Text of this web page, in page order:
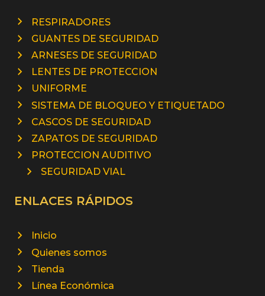
RESPIRADORES
GUANTES DE SEGURIDAD
ARNESES DE SEGURIDAD
LENTES DE PROTECCION
UNIFORME
SISTEMA DE BLOQUEO Y ETIQUETADO
CASCOS DE SEGURIDAD
ZAPATOS DE SEGURIDAD
PROTECCION AUDITIVO
SEGURIDAD VIAL
ENLACES RÁPIDOS
Inicio
Quienes somos
Tienda
Línea Económica